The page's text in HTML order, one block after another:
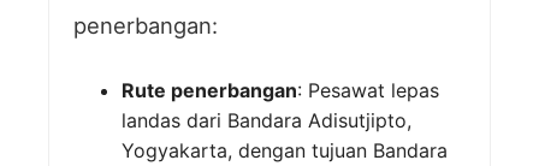
penerbangan:
Rute penerbangan: Pesawat lepas
landas dari Bandara Adisutjipto,
Yogyakarta, dengan tujuan Bandara